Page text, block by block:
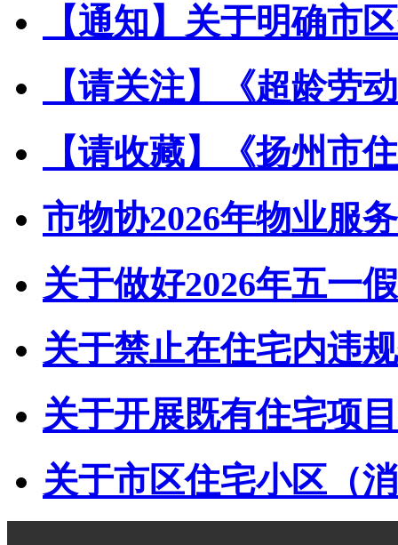
【通知】关于明确市
【请关注】《超龄劳
【请收藏】《扬州市
市物协2026年物业服
关于做好2026年五一
关于禁止在住宅内违
关于开展既有住宅项
关于市区住宅小区（